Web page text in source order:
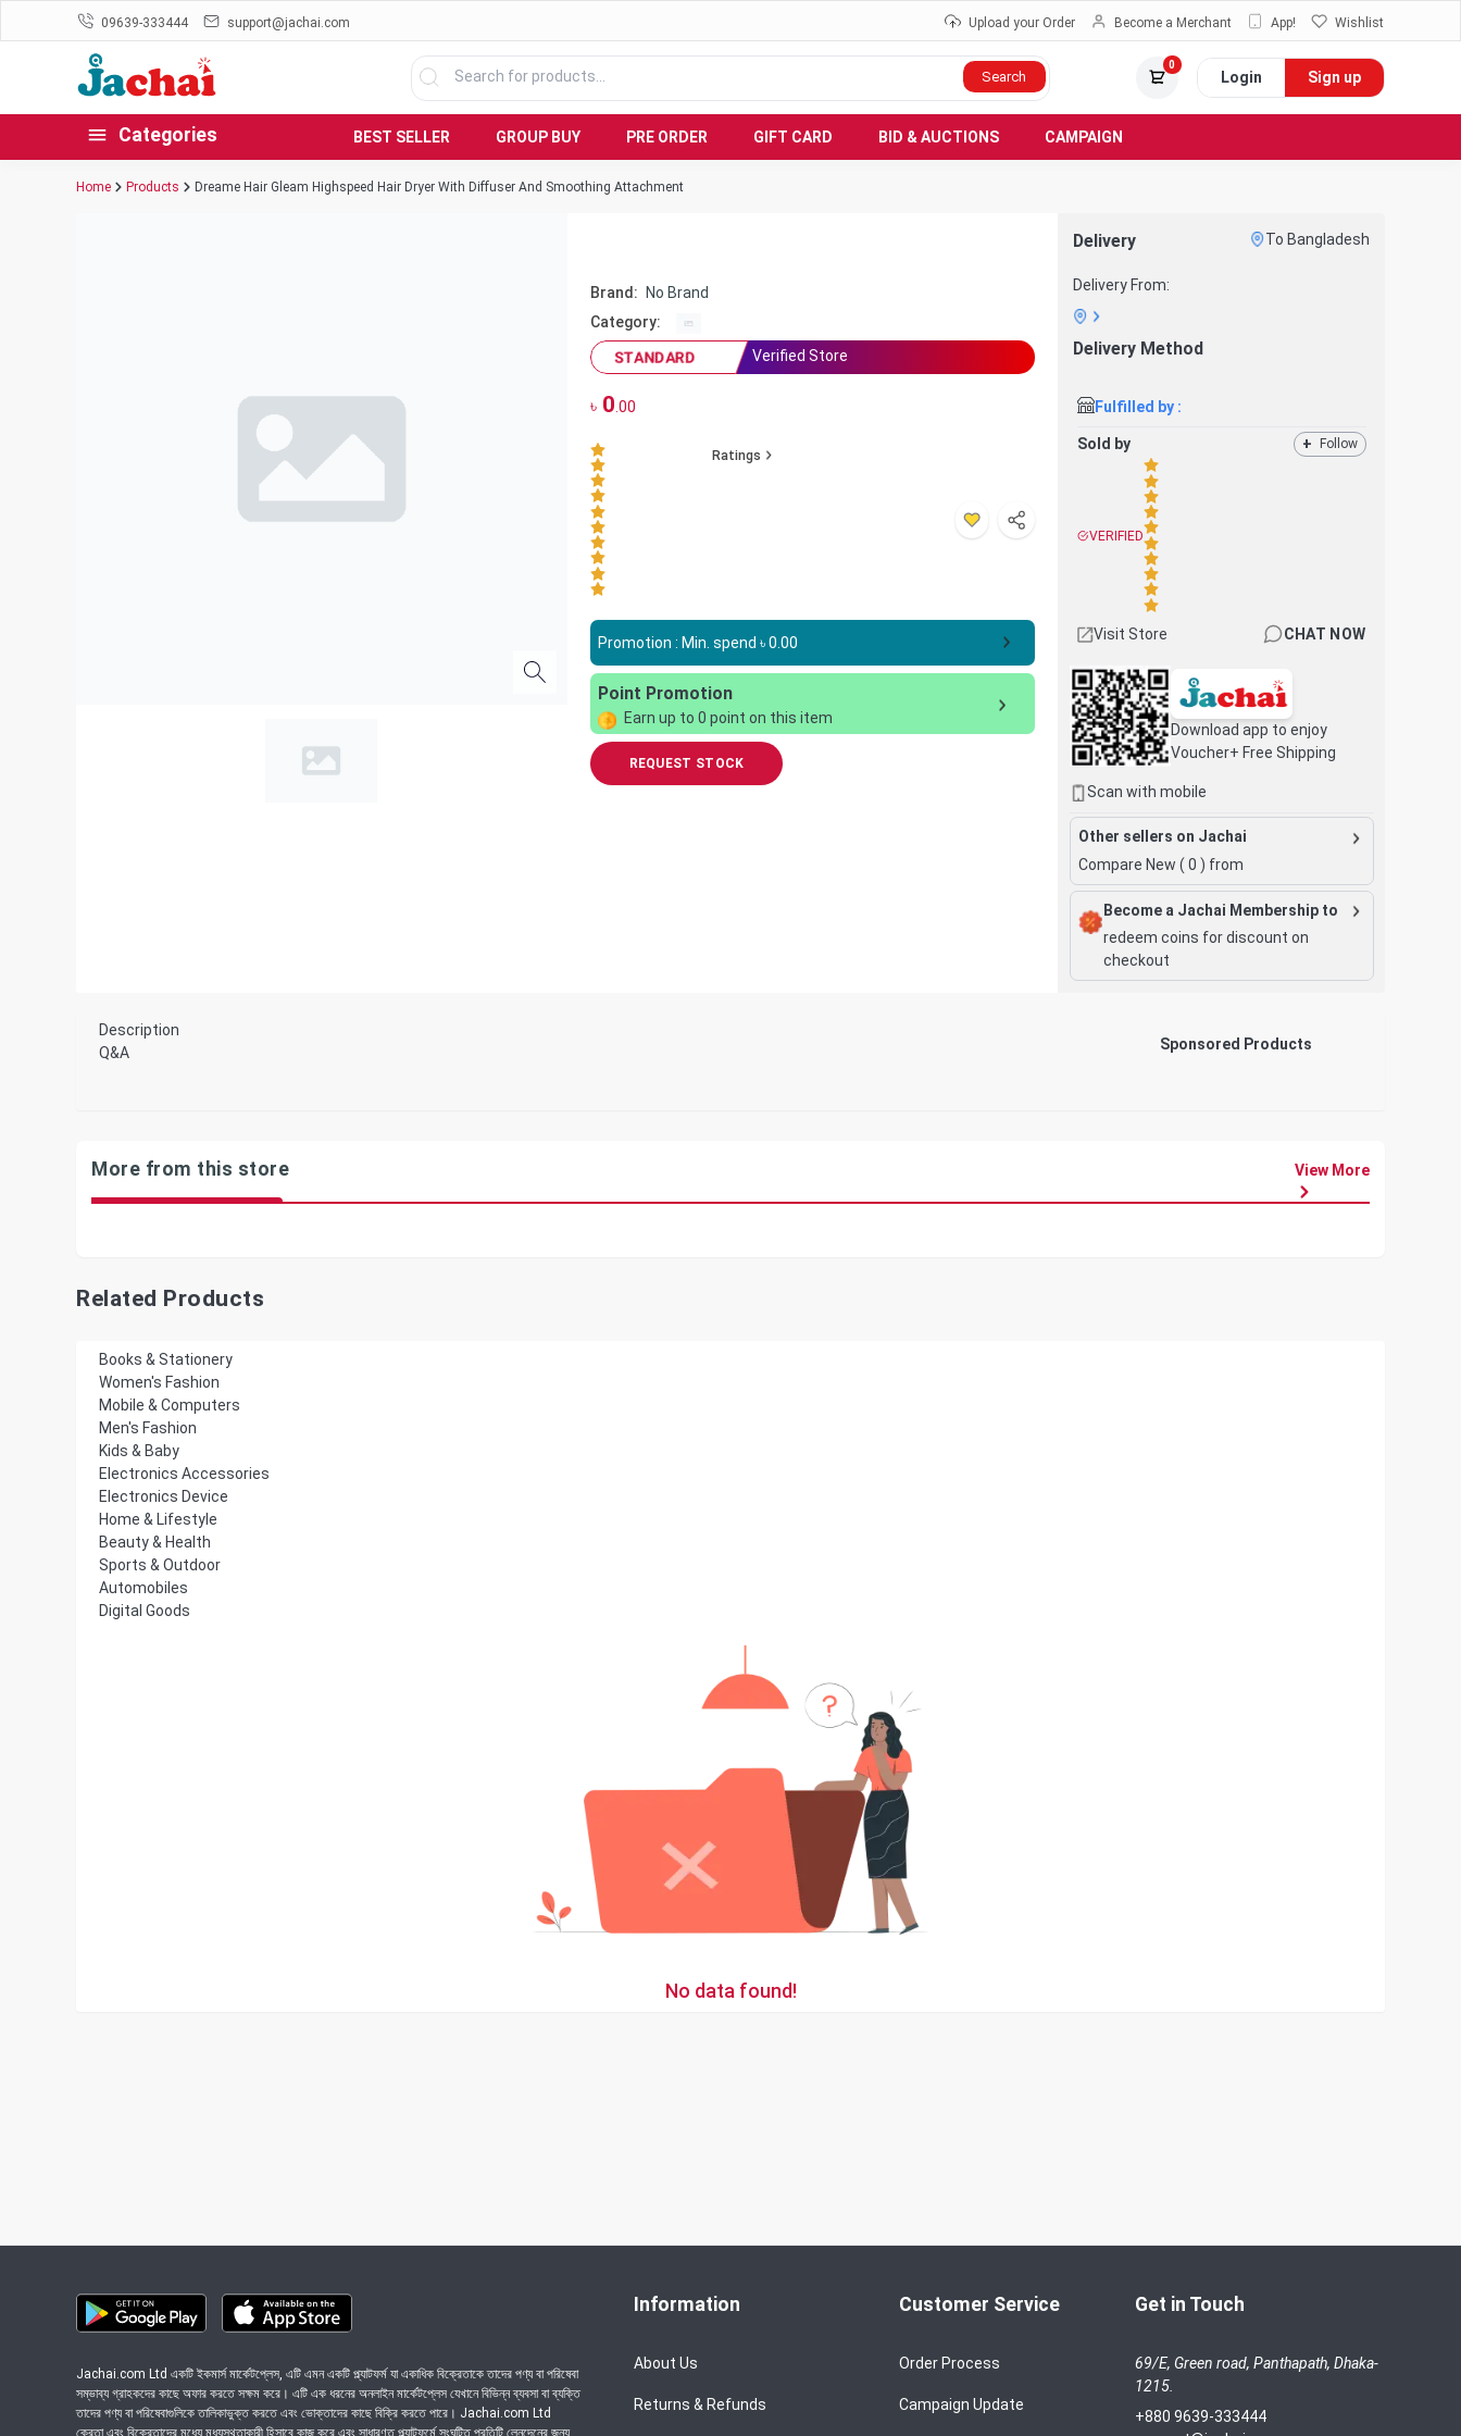
09639-333444 support@jachai.com Upload your Order Become a Merchant App! Wishlist
Search
0
Login Sign up
Categories BEST SELLER GROUP BUY PRE ORDER GIFT CARD BID & AUCTIONS CAMPAIGN
Home Products Dreame Hair Gleam Highspeed Hair Dryer With Diffuser And Smoothing Attachment
Brand:
No Brand
Category:
STANDARD
Verified Store
৳0 .00
Ratings
Promotion : Min. spend ৳0.00
Point Promotion
Earn up to 0 point on this item
REQUEST STOCK
Delivery To Bangladesh
Delivery From:
Delivery Method
Fulfilled by :
Sold by + Follow
VERIFIED
Visit Store CHAT NOW
Download app to enjoy
Voucher+ Free Shipping
Scan with mobile
Other sellers on Jachai
Compare New (0 ) from
Become a Jachai Membership to
redeem coins for discount on
checkout
Description
Q&A
Sponsored Products
More from this store View More
Related Products
Books & Stationery
Women's Fashion
Mobile & Computers
Men's Fashion
Kids & Baby
Electronics Accessories
Electronics Device
Home & Lifestyle
Beauty & Health
Sports & Outdoor
Automobiles
Digital Goods
No data found!
Jachai.com Ltd একটি ইকমার্স মার্কেটপ্লেস, এটি এমন একটি প্ল্যাটফর্ম যা একাধিক বিক্রেতাকে তাদের পণ্য বা পরিষেবা
সম্ভাব্য গ্রাহকদের কাছে অফার করতে সক্ষম করে। এটি এক ধরনের অনলাইন মার্কেটপ্লেস যেখানে বিভিন্ন ব্যবসা বা ব্যক্তি
তাদের পণ্য বা পরিষেবাগুলিকে তালিকাভুক্ত করতে এবং ভোক্তাদের কাছে বিক্রি করতে পারে। Jachai.com Ltd
ক্রেতা এবং বিক্রেতাদের মধ্যে মধ্যস্থতাকারী হিসাবে কাজ করে এবং সাধারণত প্ল্যাটফর্মে সংঘটিত প্রতিটি লেনদেনের জন্য
Information
About Us
Returns & Refunds
Customer Service
Order Process
Campaign Update
Get in Touch
69/E, Green road, Panthapath, Dhaka-
1215.
+880 9639-333444